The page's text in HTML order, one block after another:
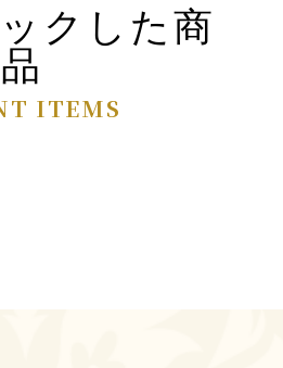
クした商
品
ITEMS